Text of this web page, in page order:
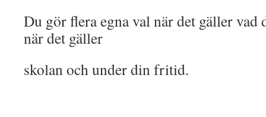
Du gör flera egna val när det gäller vad
när det gäller
skolan och under din fritid.